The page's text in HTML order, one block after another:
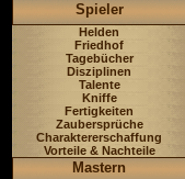
Spieler
Helden
Friedhof
Tagebücher
Disziplinen
Talente
Kniffe
Fertigkeiten
Zaubersprüche
Charaktererschaffung
Vorteile & Nachteile
Mastern